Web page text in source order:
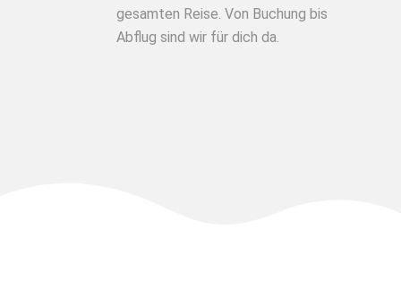
gesamten Reise. Von Buchung bis
Abflug sind wir für dich da.